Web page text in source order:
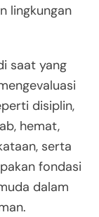
lingkungan
saat yang
disiplin,
hemat,
serta
fondasi
dalam